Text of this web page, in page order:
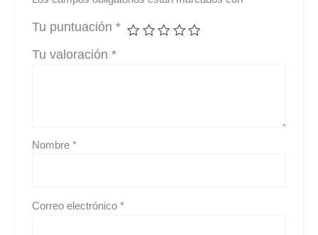
Tu puntuación*
Tu valoración*
Nombre*
Correo electrónico*